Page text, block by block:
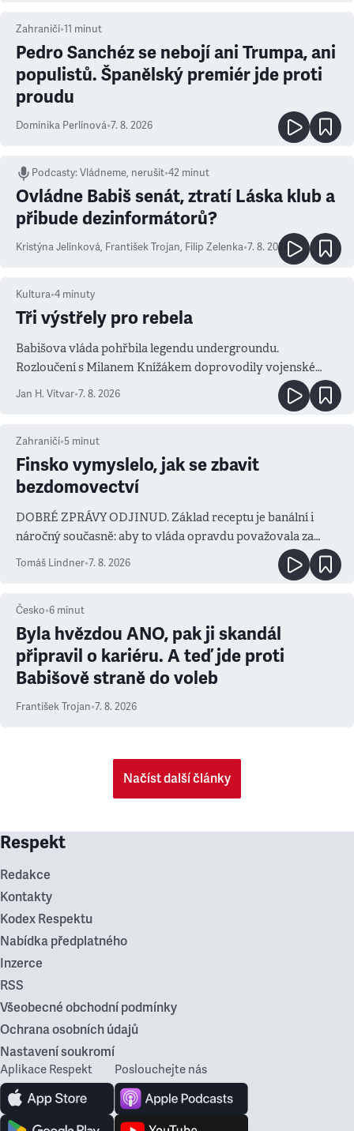
Zahraničí•11 minut
Pedro Sanchéz se nebojí ani Trumpa, ani
populistů. Španělský premiér jde proti
proudu
Dominika Perlínová•7. 8. 2026
Podcasty:Vládneme, nerušit•42 minut
Ovládne Babiš senát, ztratí Láska klub a
přibude dezinformátorů?
Kristýna Jelínková, František Trojan, Filip Zelenka•7. 8. 2026
Kultura•4 minuty
Tři výstřely pro rebela
Babišova vláda pohřbila legendu undergroundu.
Rozloučení s Milanem Knížákem doprovodily vojenské
salvy i kritika pokrokářů
Jan H. Vitvar•7. 8. 2026
Zahraničí•5 minut
Finsko vymyslelo, jak se zbavit
bezdomovectví
DOBRÉ ZPRÁVY ODJINUD. Základ receptu je banální i
náročný současně: aby to vláda opravdu považovala za
prioritu
Tomáš Lindner•7. 8. 2026
Česko•6 minut
Byla hvězdou ANO, pak ji skandál
připravil o kariéru. A teď jde proti
Babišově straně do voleb
František Trojan•7. 8. 2026
Načíst další články
Respekt
Redakce
Kontakty
Kodex Respektu
Nabídka předplatného
Inzerce
RSS
Všeobecné obchodní podmínky
Ochrana osobních údajů
Nastavení soukromí
Aplikace Respekt Poslouchejte nás